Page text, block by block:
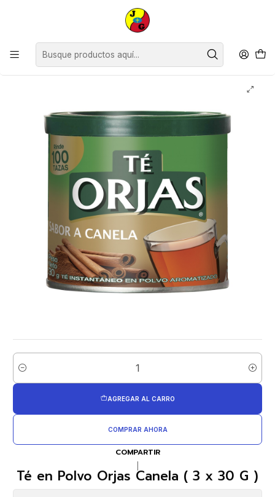
Disponible sólo Retiro en Tienda Osorno.
Abarrotes
Té en Polvo Orjas Canela ( 3 x 30 G )
Cantidad
AGREGAR AL CARRO
COMPRAR AHORA
COMPARTIR
Té en Polvo Orjas Canela ( 3 x 30 G )